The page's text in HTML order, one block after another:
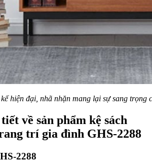
hiện đại, nhã nhặn mang lại sự sang trọng
về sản phẩm kệ sách
trí gia đình GHS-2288
2288